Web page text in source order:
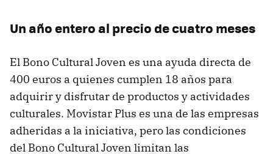
Un año entero al precio de cuatro meses
El Bono Cultural Joven es una ayuda directa de
400 euros a quienes cumplen 18 años para
adquirir y disfrutar de productos y actividades
culturales. Movistar Plus es una de las empresas
adheridas a la iniciativa, pero las condiciones
del Bono Cultural Joven limitan las